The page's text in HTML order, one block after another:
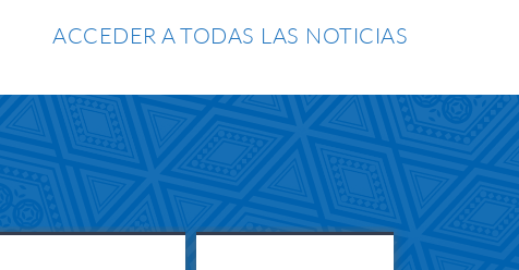
ACCEDER A TODAS LAS NOTICIAS